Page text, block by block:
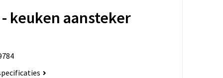
keuken aansteker